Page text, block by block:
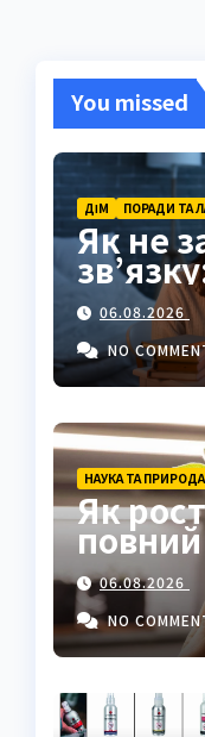
You missed
ДІМ ПОРАДИ ТА
Як не
час
06.08.2026
NO
НАУКА ТА ПРИРОДА
Як
горіха
06.08.2026
NO